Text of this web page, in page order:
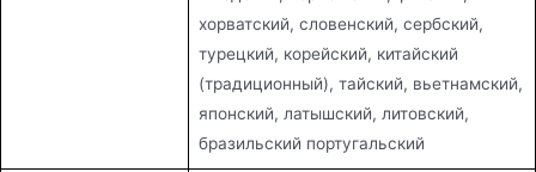
хорватский, словенский, сербский,
турецкий, корейский, китайский
(традиционный), тайский, вьетнамский,
японский, латышский, литовский,
бразильский португальский